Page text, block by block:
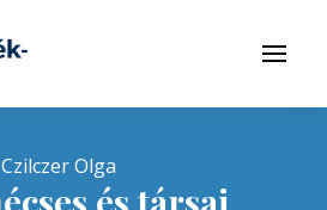
Menü
Czilczer Olga
és társai